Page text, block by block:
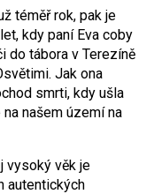
téměř rok, pak je
kdy paní Eva coby
do tábora v Terezíně
Jak ona
smrti, kdy ušla
našem území na
vysoký věk je
autentických